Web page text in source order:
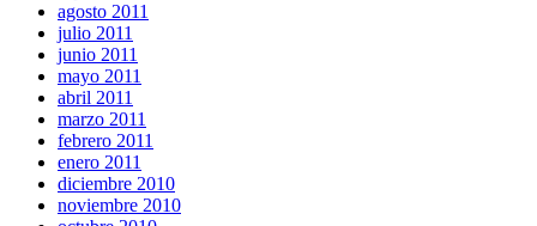
agosto 2011
julio 2011
junio 2011
mayo 2011
abril 2011
marzo 2011
febrero 2011
enero 2011
diciembre 2010
noviembre 2010